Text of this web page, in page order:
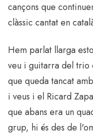
cançons que
clàssic cantat en
Hem parlat llarga
veu i guitarra del trio
que queda tancat
i veus i el Ricard
que abans era un
grup, hi és des de